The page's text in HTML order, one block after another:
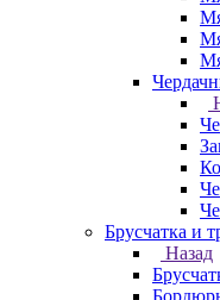
Брусчатка и
Назад